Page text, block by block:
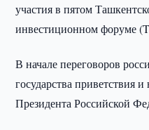
участия в пятом
инвестиционном форуме
В начале переговоров
государства приветствия
Президента Российской